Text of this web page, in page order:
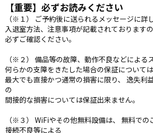
【重要】必ずお読みください
（※１） ご予約後に送られるメッセージに詳
入退室方法、注意事項が記載されておりますの
必ずご確認ください。
（※２） 備品等の故障、動作不良などによる
何らかの支障をきたした場合の保証については
最大でも直接かつ通常の損害に限り、 逸失利
の
間接的な損害については保証出来ません。
（※３） WiFiやその他無料設備は、 無料で
接続不良等による